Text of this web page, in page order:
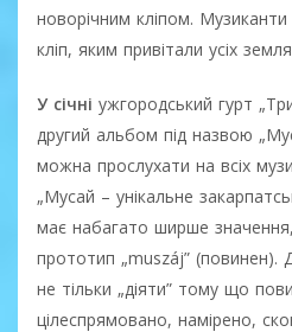
новорічним кліпом.
кліп, яким привітали усіх
У січні ужгородський гурт
другий альбом під назвою
можна прослухати на всіх
„Мусай – унікальне
має набагато ширше
прототип „muszáj” (повинен).
не тільки „діяти” тому що
цілеспрямовано, намірено,